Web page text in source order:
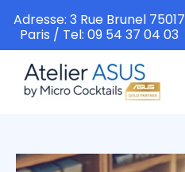
contenu
Adresse: 3 Rue Brunel 75017
Paris / Tel: 09 54 37 04 03